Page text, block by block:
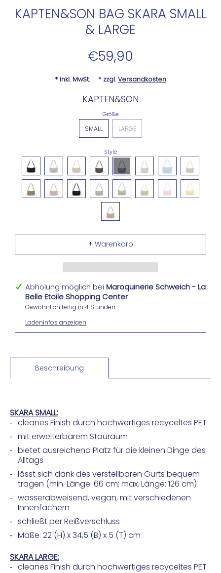
KAPTEN&SON BAG SKARA SMALL
& LARGE
€59,90
* inkl. MwSt. * zzgl.Versandkosten
KAPTEN&SON
Größe
SMALL LARGE
Style
Abholung möglich bei Maroquinerie Schweich - La
Belle Etoile Shopping Center
Gewöhnlich fertig in 4 Stunden
Ladeninfos anzeigen
Beschreibung
SKARA SMALL:
cleanes Finish durch hochwertiges recyceltes PET
mit erweiterbarem Stauraum
bietet ausreichend Platz für die kleinen Dinge des
Alltags
lässt sich dank des verstellbaren Gurts bequem
tragen (min. Länge: 66 cm; max. Länge: 126 cm)
wasserabweisend, vegan, mit verschiedenen
Innenfächern
schließt per Reißverschluss
Maße: 22 (H) x 34,5 (B) x 5 (T) cm
SKARA LARGE:
cleanes Finish durch hochwertiges recyceltes PET